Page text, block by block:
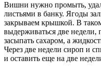
Вишни нужно промыть,
листьями в банку. Ягоды
закрываем крышкой. В
выдерживаться две
засыпать сахаром, а
Через две недели сироп и
и оставить еще на две